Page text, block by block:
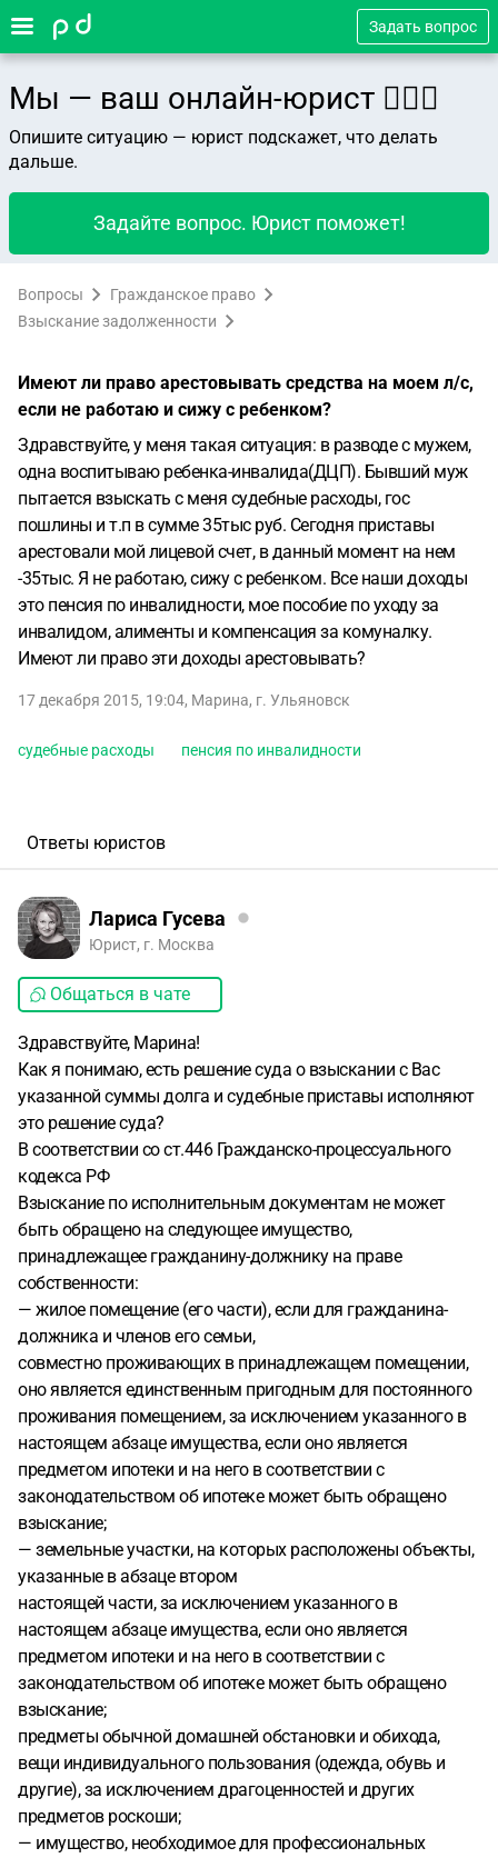
Задать вопрос
Мы — ваш онлайн-юрист 👨🏻‍⚖️
Опишите ситуацию — юрист подскажет, что делать
дальше.
Задайте вопрос. Юрист поможет!
Вопросы
Гражданское право
Взыскание задолженности
Имеют ли право арестовывать средства на моем л/с,
если не работаю и сижу с ребенком?
Здравствуйте, у меня такая ситуация: в разводе с мужем,
одна воспитываю ребенка-инвалида(ДЦП). Бывший муж
пытается взыскать с меня судебные расходы, гос
пошлины и т.п в сумме 35тыс руб. Сегодня приставы
арестовали мой лицевой счет, в данный момент на нем
-35тыс. Я не работаю, сижу с ребенком. Все наши доходы
это пенсия по инвалидности, мое пособие по уходу за
инвалидом, алименты и компенсация за комуналку.
Имеют ли право эти доходы арестовывать?
17 декабря 2015, 19:04, Марина, г. Ульяновск
судебные расходы пенсия по инвалидности
Ответы юристов
Лариса Гусева
Юрист, г. Москва
Общаться в чате
Здравствуйте, Марина!
Как я понимаю, есть решение суда о взыскании с Вас
указанной суммы долга и судебные приставы исполняют
это решение суда?
В соответствии со ст.446 Гражданско-процессуального
кодекса РФ
Взыскание по исполнительным документам не может
быть обращено на следующее имущество,
принадлежащее гражданину-должнику на праве
собственности:
— жилое помещение (его части), если для гражданина-
должника и членов его семьи,
совместно проживающих в принадлежащем помещении,
оно является единственным пригодным для постоянного
проживания помещением, за исключением указанного в
настоящем абзаце имущества, если оно является
предметом ипотеки и на него в соответствии с
законодательством об ипотеке может быть обращено
взыскание;
— земельные участки, на которых расположены объекты,
указанные в абзаце втором
настоящей части, за исключением указанного в
настоящем абзаце имущества, если оно является
предметом ипотеки и на него в соответствии с
законодательством об ипотеке может быть обращено
взыскание;
предметы обычной домашней обстановки и обихода,
вещи индивидуального пользования (одежда, обувь и
другие), за исключением драгоценностей и других
предметов роскоши;
— имущество, необходимое для профессиональных